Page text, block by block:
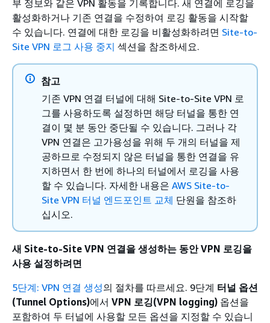
부 정보와 같은 VPN 활동을 기록합니다. 새 연결에 로깅을
활성화하거나 기존 연결을 수정하여 로깅 활동을 시작할
수 있습니다. 연결에 대한 로깅을 비활성화하려면 Site-to-
Site VPN 로그 사용 중지 섹션을 참조하세요.
참고
기존 VPN 연결 터널에 대해 Site-to-Site VPN 로
그를 사용하도록 설정하면 해당 터널을 통한 연
결이 몇 분 동안 중단될 수 있습니다. 그러나 각
VPN 연결은 고가용성을 위해 두 개의 터널을 제
공하므로 수정되지 않은 터널을 통한 연결을 유
지하면서 한 번에 하나의 터널에서 로깅을 사용
할 수 있습니다. 자세한 내용은 AWS Site-to-
Site VPN 터널 엔드포인트 교체 단원을 참조하
십시오.
새 Site-to-Site VPN 연결을 생성하는 동안 VPN 로깅을
사용 설정하려면
5단계: VPN 연결 생성의 절차를 따르세요. 9단계 터널 옵션
(Tunnel Options)에서 VPN 로깅(VPN logging) 옵션을
포함하여 두 터널에 사용할 모든 옵션을 지정할 수 있습니